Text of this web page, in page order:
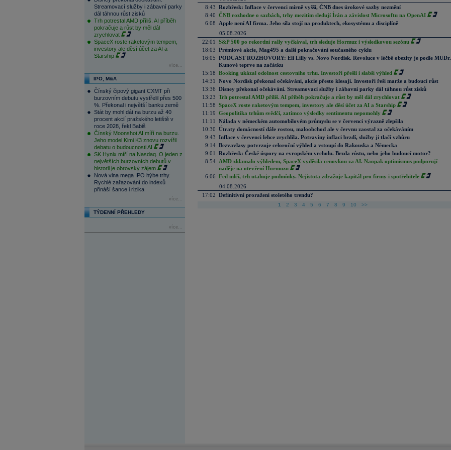
Streamovací služby i zábavní parky
dál táhnou růst zisků
Trh potrestal AMD příliš. AI příběh
pokračuje a růst by měl dál
zrychlovat
SpaceX roste raketovým tempem,
investory ale děsí účet za AI a
Starship
více...
IPO, M&A
Čínský čipový gigant CXMT při
burzovním debutu vystřelil přes 500
%. Překonal i největší banku země
Stát by mohl dát na burzu až 40
procent akcií pražského letiště v
roce 2028, řekl Babiš
Čínský Moonshot AI míří na burzu.
Jeho model Kimi K3 znovu rozvířil
debatu o budoucnosti AI
SK Hynix míří na Nasdaq. O jeden z
největších burzovních debutů v
historii je obrovský zájem
Nová vlna mega IPO hýbe trhy.
Rychlé zařazování do indexů
přináší šance i rizika
více...
TÝDENNÍ PŘEHLEDY
více...
8:43 Rozbřesk: Inflace v červenci mírně vyšší, ČNB dnes úrokové sazby nezmění
8:40 ČNB rozhodne o sazbách, trhy mezitím sledují Írán a závislost Microsoftu na OpenAI
6:08
Apple není AI firma. Jeho síla stojí na produktech, ekosystému a disciplíně
05.08.2026
22:01
S&P 500 po rekordní rally vyčkával, trh sleduje Hormuz i výsledkovou sezónu
18:03 Prémiové akcie, Mag495 a další pokračování současného cyklu
16:05 PODCAST ROZHOVORY: Eli Lilly vs. Novo Nordisk. Revoluce v léčbě obezity je podle MUDr.
Kunové teprve na začátku
15:18 Booking ukázal odolnost cestovního trhu. Investoři přešli i slabší výhled
14:31
Novo Nordisk překonal očekávání, akcie přesto klesají. Investoři řeší marže a budoucí růst
13:36 Disney překonal očekávání. Streamovací služby i zábavní parky dál táhnou růst zisků
13:23 Trh potrestal AMD příliš. AI příběh pokračuje a růst by měl dál zrychlovat
11:58 SpaceX roste raketovým tempem, investory ale děsí účet za AI a Starship
11:19 Geopolitika trhům svědčí, zatímco výsledky sentimentu nepomohly
11:11
Nálada v německém automobilovém průmyslu se v červenci výrazně zlepšila
10:30 Útraty domácností dále rostou, maloobchod ale v červnu zaostal za očekáváním
9:43 Inflace v červenci lehce zrychlila. Potraviny inflaci brzdí, služby ji tlačí vzhůru
9:14 Bezvavlasy potvrzuje celoroční výhled a vstoupí do Rakouska a Německa
9:01
Rozbřesk: České úspory na evropském vrcholu. Brzda růstu, nebo jeho budoucí motor?
8:54
AMD zklamalo výhledem, SpaceX vyděsila cenovkou za AI. Naopak optimismus podporují
naděje na otevření Hormuzu
6:06 Fed mlčí, trh utahuje podmínky. Nejistota zdražuje kapitál pro firmy i spotřebitele
04.08.2026
17:02 Definitivní proražení stoletého trendu?
1 2 3 4 5 6 7 8 9 10 >>